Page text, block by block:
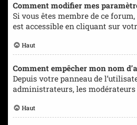
Comment modifier mes
Si vous êtes membre de ce
est accessible en cliquant sur
Haut
Comment empêcher mon nom
Depuis votre panneau de
administrateurs, les
Haut